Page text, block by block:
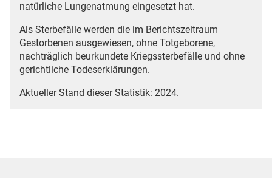
natürliche Lungenatmung eingesetzt hat.
Als Sterbefälle werden die im Berichtszeitraum
Gestorbenen ausgewiesen, ohne Totgeborene,
nachträglich beurkundete Kriegssterbefälle und ohne
gerichtliche Todeserklärungen.
Aktueller Stand dieser Statistik: 2024.